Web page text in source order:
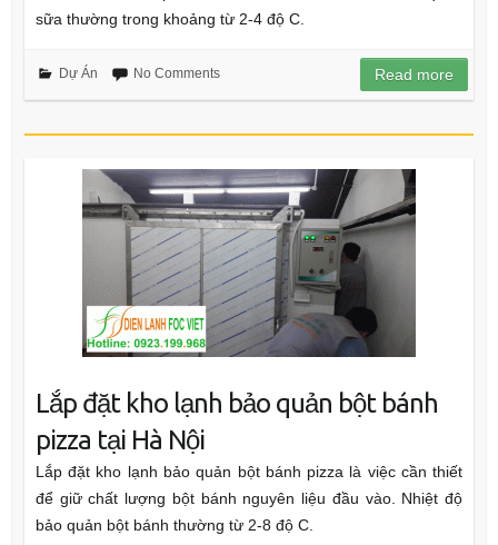
sữa thường trong khoảng từ 2-4 độ C.
Dự Án No Comments Read more
Lắp đặt kho lạnh bảo quản bột bánh
pizza tại Hà Nội
Lắp đặt kho lạnh bảo quản bột bánh pizza là việc cần thiết
để giữ chất lượng bột bánh nguyên liệu đầu vào. Nhiệt độ
bảo quản bột bánh thường từ 2-8 độ C.